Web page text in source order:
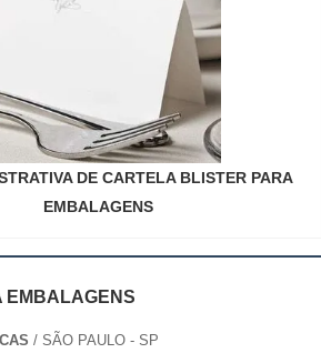
DE CARTELA BLISTER PARA
EMBALAGENS
EMBALAGENS
/ SÃO PAULO - SP